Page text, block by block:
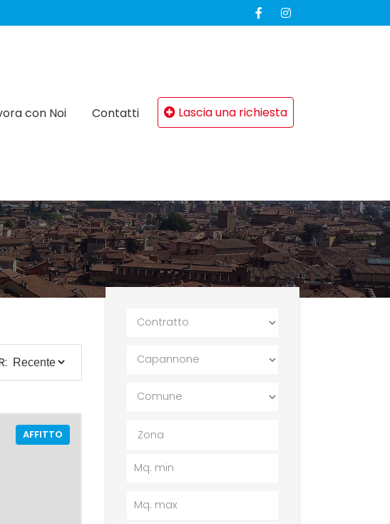
con Noi Contatti Lascia una richiesta
AFFITTO Zona